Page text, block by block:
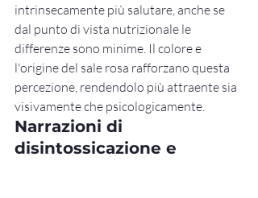
intrinsecamente più salutare, anche se
dal punto di vista nutrizionale le
differenze sono minime. Il colore e
l'origine del sale rosa rafforzano questa
percezione, rendendolo più attraente sia
visivamente che psicologicamente.
Narrazioni di
disintossicazione e